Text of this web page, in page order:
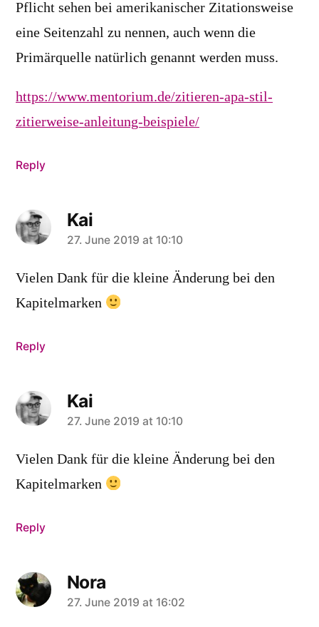
Pflicht sehen bei amerikanischer Zitationsweise
eine Seitenzahl zu nennen, auch wenn die
Primärquelle natürlich genannt werden muss.
https://www.mentorium.de/zitieren-apa-stil-
zitierweise-anleitung-beispiele/
Reply
Kai
says:
27. June 2019 at 10:10
Vielen Dank für die kleine Änderung bei den
Kapitelmarken
Reply
Kai
says:
27. June 2019 at 10:10
Vielen Dank für die kleine Änderung bei den
Kapitelmarken
Reply
Nora
says:
27. June 2019 at 16:02